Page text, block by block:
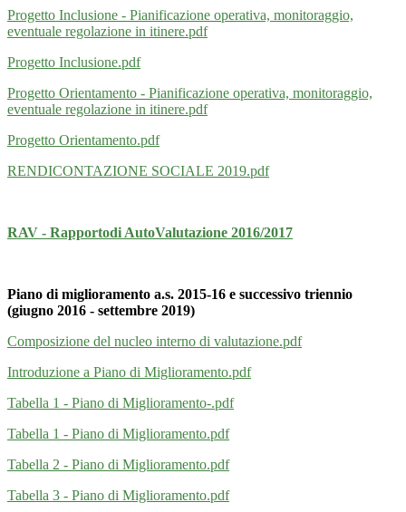
Progetto Inclusione - Pianificazione operativa, monitoraggio,
eventuale regolazione in itinere.pdf
Progetto Inclusione.pdf
Progetto Orientamento - Pianificazione operativa, monitoraggio,
eventuale regolazione in itinere.pdf
Progetto Orientamento.pdf
RENDICONTAZIONE SOCIALE 2019.pdf
RAV - Rapportodi AutoValutazione 2016/2017
Piano di miglioramento a.s. 2015-16 e successivo triennio
(giugno 2016 - settembre 2019)
Composizione del nucleo interno di valutazione.pdf
Introduzione a Piano di Miglioramento.pdf
Tabella 1 - Piano di Miglioramento-.pdf
Tabella 1 - Piano di Miglioramento.pdf
Tabella 2 - Piano di Miglioramento.pdf
Tabella 3 - Piano di Miglioramento.pdf